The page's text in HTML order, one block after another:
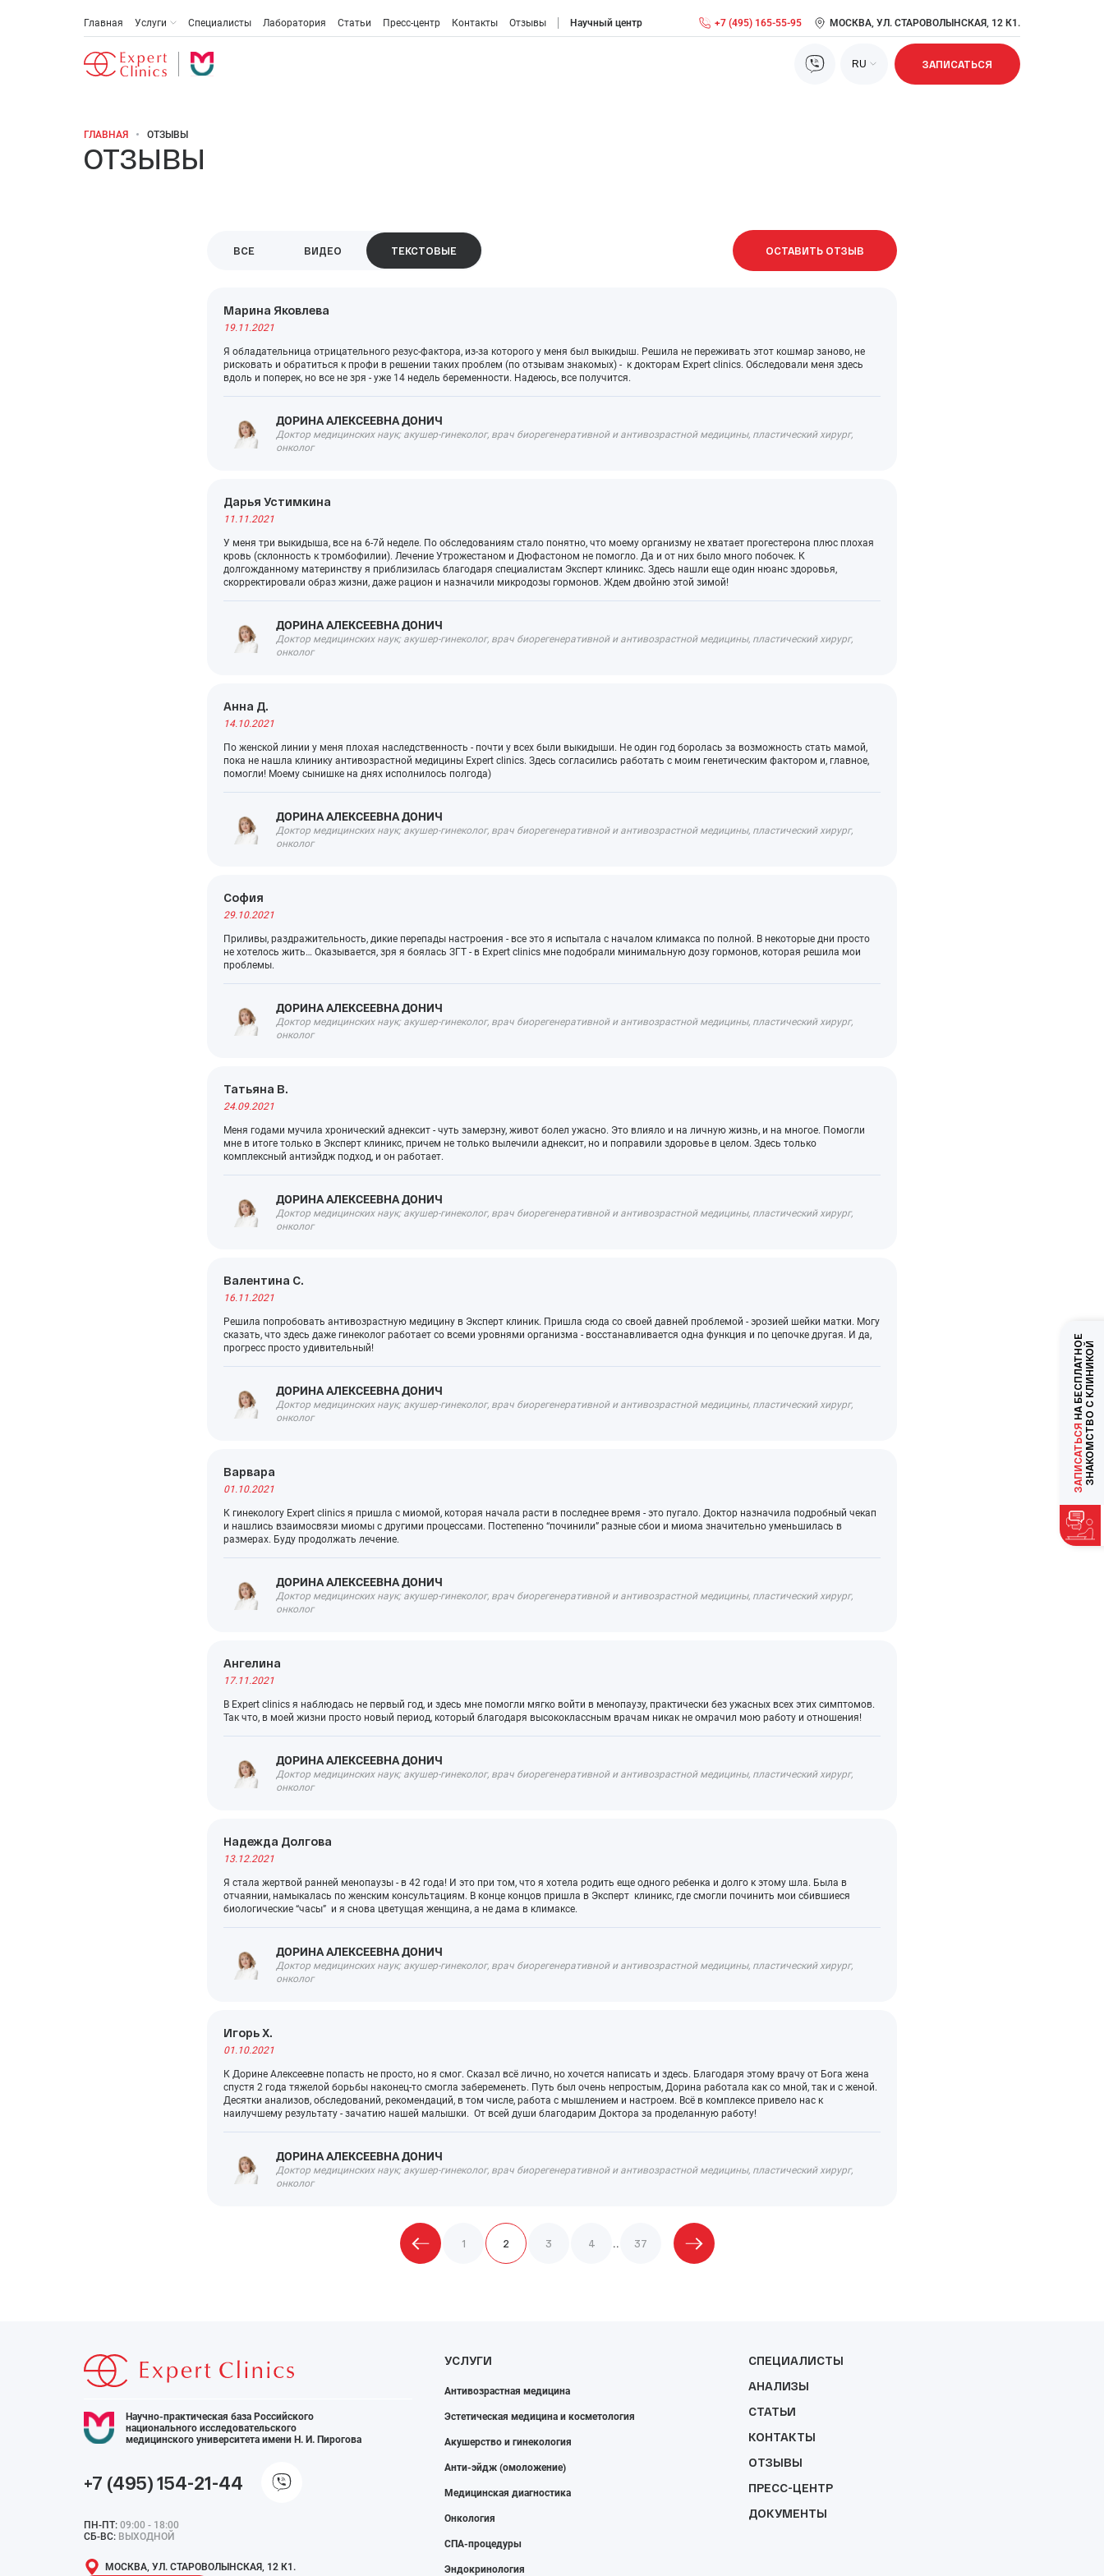
Главная Услуги Специалисты Лаборатория Статьи Пресс-центр Контакты Отзывы Научный центр +7 (495) 165-55-95 МОСКВА, УЛ. СТАРОВОЛЫНСКАЯ, 12 К1.
RU ЗАПИСАТЬСЯ
Антивозрастная медицина
Медицинская диагностика
Менопауза
Мужской климакс: возраст, признаки, ощущения
Лечение депрессии
Лечение менопаузы заместительной гормональной
Прием врача кардиолога, врача антивозрастной
медицины
профилактика
ГЛАВНАЯ ОТЗЫВЫ
ОТЗЫВЫ
ВСЕ ВИДЕО ТЕКСТОВЫЕ ОСТАВИТЬ ОТЗЫВ
Марина Яковлева
19.11.2021
Я обладательница отрицательного резус-фактора, из-за которого у меня был выкидыш. Решила не переживать этот кошмар заново, не
рисковать и обратиться к профи в решении таких проблем (по отзывам знакомых) - к докторам Expert clinics. Обследовали меня здесь
вдоль и поперек, но все не зря - уже 14 недель беременности. Надеюсь, все получится.
ДОРИНА АЛЕКСЕЕВНА ДОНИЧ
Доктор медицинских наук; акушер-гинеколог, врач биорегенеративной и антивозрастной медицины, пластический хирург,
онколог
Дарья Устимкина
11.11.2021
У меня три выкидыша, все на 6-7й неделе. По обследованиям стало понятно, что моему организму не хватает прогестерона плюс плохая
кровь (склонность к тромбофилии). Лечение Утрожестаном и Дюфастоном не помогло. Да и от них было много побочек. К
долгожданному материнству я приблизилась благодаря специалистам Эксперт клиникс. Здесь нашли еще один нюанс здоровья,
скорректировали образ жизни, даже рацион и назначили микродозы гормонов. Ждем двойню этой зимой!
ДОРИНА АЛЕКСЕЕВНА ДОНИЧ
Доктор медицинских наук; акушер-гинеколог, врач биорегенеративной и антивозрастной медицины, пластический хирург,
онколог
Анна Д.
14.10.2021
По женской линии у меня плохая наследственность - почти у всех были выкидыши. Не один год боролась за возможность стать мамой,
пока не нашла клинику антивозрастной медицины Expert clinics. Здесь согласились работать с моим генетическим фактором и, главное,
помогли! Моему сынишке на днях исполнилось полгода)
ДОРИНА АЛЕКСЕЕВНА ДОНИЧ
Доктор медицинских наук; акушер-гинеколог, врач биорегенеративной и антивозрастной медицины, пластический хирург,
онколог
София
29.10.2021
Приливы, раздражительность, дикие перепады настроения - все это я испытала с началом климакса по полной. В некоторые дни просто
не хотелось жить… Оказывается, зря я боялась ЗГТ - в Expert clinics мне подобрали минимальную дозу гормонов, которая решила мои
проблемы.
ДОРИНА АЛЕКСЕЕВНА ДОНИЧ
Доктор медицинских наук; акушер-гинеколог, врач биорегенеративной и антивозрастной медицины, пластический хирург,
онколог
Татьяна В.
24.09.2021
Меня годами мучила хронический аднексит - чуть замерзну, живот болел ужасно. Это влияло и на личную жизнь, и на многое. Помогли
мне в итоге только в Эксперт клиникс, причем не только вылечили аднексит, но и поправили здоровье в целом. Здесь только
комплексный антиэйдж подход, и он работает.
ДОРИНА АЛЕКСЕЕВНА ДОНИЧ
Доктор медицинских наук; акушер-гинеколог, врач биорегенеративной и антивозрастной медицины, пластический хирург,
онколог
Валентина С.
16.11.2021
Решила попробовать антивозрастную медицину в Эксперт клиник. Пришла сюда со своей давней проблемой - эрозией шейки матки. Могу
сказать, что здесь даже гинеколог работает со всеми уровнями организма - восстанавливается одна функция и по цепочке другая. И да,
прогресс просто удивительный!
ДОРИНА АЛЕКСЕЕВНА ДОНИЧ
Доктор медицинских наук; акушер-гинеколог, врач биорегенеративной и антивозрастной медицины, пластический хирург,
онколог
Варвара
01.10.2021
К гинекологу Expert clinics я пришла с миомой, которая начала расти в последнее время - это пугало. Доктор назначила подробный чекап
и нашлись взаимосвязи миомы с другими процессами. Постепенно “починили” разные сбои и миома значительно уменьшилась в
размерах. Буду продолжать лечение.
ДОРИНА АЛЕКСЕЕВНА ДОНИЧ
Доктор медицинских наук; акушер-гинеколог, врач биорегенеративной и антивозрастной медицины, пластический хирург,
онколог
Ангелина
17.11.2021
В Expert clinics я наблюдась не первый год, и здесь мне помогли мягко войти в менопаузу, практически без ужасных всех этих симптомов.
Так что, в моей жизни просто новый период, который благодаря высококлассным врачам никак не омрачил мою работу и отношения!
ДОРИНА АЛЕКСЕЕВНА ДОНИЧ
Доктор медицинских наук; акушер-гинеколог, врач биорегенеративной и антивозрастной медицины, пластический хирург,
онколог
Надежда Долгова
13.12.2021
Я стала жертвой ранней менопаузы - в 42 года! И это при том, что я хотела родить еще одного ребенка и долго к этому шла. Была в
отчаянии, намыкалась по женским консультациям. В конце концов пришла в Эксперт клиникс, где смогли починить мои сбившиеся
биологические “часы” и я снова цветущая женщина, а не дама в климаксе.
ДОРИНА АЛЕКСЕЕВНА ДОНИЧ
Доктор медицинских наук; акушер-гинеколог, врач биорегенеративной и антивозрастной медицины, пластический хирург,
онколог
Игорь Х.
01.10.2021
К Дорине Алексеевне попасть не просто, но я смог. Сказал всё лично, но хочется написать и здесь. Благодаря этому врачу от Бога жена
спустя 2 года тяжелой борьбы наконец-то смогла забеременеть. Путь был очень непростым, Дорина работала как со мной, так и с женой.
Десятки анализов, обследований, рекомендаций, в том числе, работа с мышлением и настроем. Всё в комплексе привело нас к
наилучшему результату - зачатию нашей малышки. От всей души благодарим Доктора за проделанную работу!
ДОРИНА АЛЕКСЕЕВНА ДОНИЧ
Доктор медицинских наук; акушер-гинеколог, врач биорегенеративной и антивозрастной медицины, пластический хирург,
онколог
1 2 3 4 .. 37
ЗАПИСАТЬСЯ
НА БЕСПЛАТНОЕЗНАКОМСТВО С КЛИНИКОЙ
Научно-практическая база Российского
национального исследовательского
медицинского университета имени Н. И. Пирогова
+7 (495) 154-21-44
ПН-ПТ: 09:00 - 18:00
СБ-ВС: ВЫХОДНОЙ
МОСКВА, УЛ. СТАРОВОЛЫНСКАЯ, 12 К1.
УСЛУГИ
Антивозрастная медицина
Эстетическая медицина и косметология
Акушерство и гинекология
Анти-эйдж (омоложение)
Медицинская диагностика
Онкология
СПА-процедуры
Эндокринология
СПЕЦИАЛИСТЫ
АНАЛИЗЫ
СТАТЬИ
КОНТАКТЫ
ОТЗЫВЫ
ПРЕСС-ЦЕНТР
ДОКУМЕНТЫ